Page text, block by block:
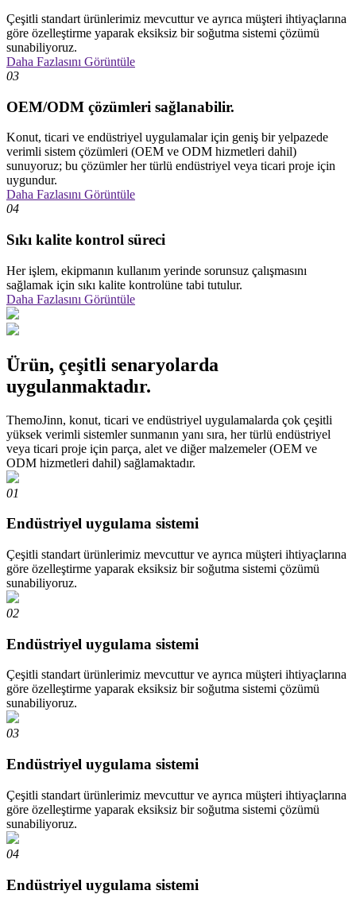
Çeşitli standart ürünlerimiz mevcuttur ve ayrıca müşteri ihtiyaçlarına
göre özelleştirme yaparak eksiksiz bir soğutma sistemi çözümü
sunabiliyoruz.
Daha Fazlasını Görüntüle
03
OEM/ODM çözümleri sağlanabilir.
Konut, ticari ve endüstriyel uygulamalar için geniş bir yelpazede
verimli sistem çözümleri (OEM ve ODM hizmetleri dahil)
sunuyoruz; bu çözümler her türlü endüstriyel veya ticari proje için
uygundur.
Daha Fazlasını Görüntüle
04
Sıkı kalite kontrol süreci
Her işlem, ekipmanın kullanım yerinde sorunsuz çalışmasını
sağlamak için sıkı kalite kontrolüne tabi tutulur.
Daha Fazlasını Görüntüle
Ürün, çeşitli senaryolarda
uygulanmaktadır.
ThemoJinn, konut, ticari ve endüstriyel uygulamalarda çok çeşitli
yüksek verimli sistemler sunmanın yanı sıra, her türlü endüstriyel
veya ticari proje için parça, alet ve diğer malzemeler (OEM ve
ODM hizmetleri dahil) sağlamaktadır.
01
Endüstriyel uygulama sistemi
Çeşitli standart ürünlerimiz mevcuttur ve ayrıca müşteri ihtiyaçlarına
göre özelleştirme yaparak eksiksiz bir soğutma sistemi çözümü
sunabiliyoruz.
02
Endüstriyel uygulama sistemi
Çeşitli standart ürünlerimiz mevcuttur ve ayrıca müşteri ihtiyaçlarına
göre özelleştirme yaparak eksiksiz bir soğutma sistemi çözümü
sunabiliyoruz.
03
Endüstriyel uygulama sistemi
Çeşitli standart ürünlerimiz mevcuttur ve ayrıca müşteri ihtiyaçlarına
göre özelleştirme yaparak eksiksiz bir soğutma sistemi çözümü
sunabiliyoruz.
04
Endüstriyel uygulama sistemi